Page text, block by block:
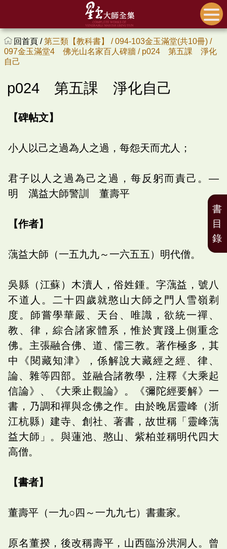
回首頁 /第三類【教科書】 /094-103金玉滿堂(共10冊) /
097金玉滿堂4 佛光山名家百人碑牆 / p024 第五課 淨化
自己
p024 第五課 淨化自己
【碑帖文】
小人以己之過為人之過，每怨天而尤人；
君子以人之過為己之過，每反躬而責己。—
明 澫益大師警訓 董壽平
【作者】
蕅益大師（一五九九～一六五五）明代僧。
吳縣（江蘇）木瀆人，俗姓鍾。字蕅益，號八
不道人。二十四歲就憨山大師之門人雪嶺剃
度。師嘗學華嚴、天台、唯識，欲統一禪、
教、律，綜合諸家體系，惟於實踐上側重念
佛。主張融合佛、道、儒三教。著作極多，其
中《閱藏知津》，係解說大藏經之經、律、
論、雜等四部。並融合諸教學，注釋《大乘起
信論》、《大乘止觀論》。《彌陀經要解》一
書，乃調和禪與念佛之作。由於晚居靈峰（浙
江杭縣）建寺、創社、著書，故世稱「靈峰蕅
益大師」。與蓮池、憨山、紫柏並稱明代四大
高僧。
【書者】
董壽平（一九○四～一九九七）書畫家。
原名董揆，後改稱壽平，山西臨汾洪洞人。曾
書
目
錄